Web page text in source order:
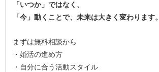
「いつか」ではなく、
「今」動くことで、未来は大きく変わります。
まずは無料相談から
・婚活の進め方
・自分に合う活動スタイル